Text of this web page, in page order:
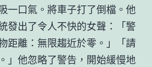
一口氣。將車子打了倒檔。他
發出了令人不快的女聲：「警
距離：無限趨近於零。」「請
」他忽略了警告，開始緩慢地